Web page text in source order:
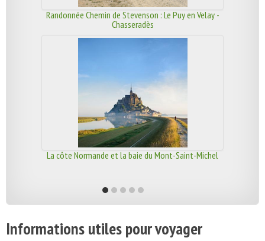
Randonnée Chemin de Stevenson : Le Puy en Velay -
Chasseradès
La côte Normande et la baie du Mont-Saint-Michel
Informations utiles pour voyager